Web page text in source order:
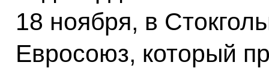
18 ноября, в
Евросоюз, который